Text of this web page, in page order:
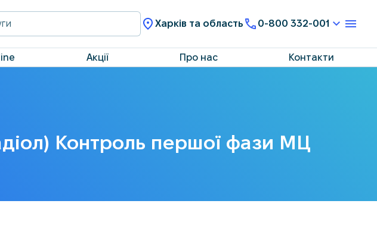
Харків та область 0-800 332-001
Акції Про нас Контакти
Контроль першої фази МЦ